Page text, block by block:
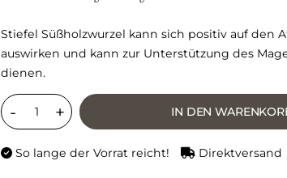
Stiefel Süßholzwurzel kann sich positiv auf den
auswirken und kann zur Unterstützung des
dienen.
IN DEN
So lange der Vorrat reicht! Direktversand